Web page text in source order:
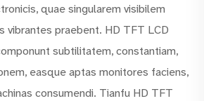
quae singularem visibilem
vibrantes praebent. HD TFT LCD
subtilitatem, constantiam,
easque aptas monitores faciens,
consumendi. Tianfu HD TFT